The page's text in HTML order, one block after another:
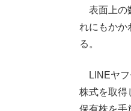
表面上の
れにもかか
る。
LINEヤフ
株式を取得